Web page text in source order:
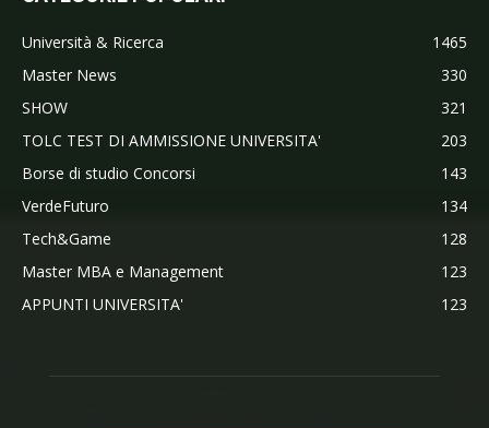
Università & Ricerca
1465
Master News
330
SHOW
321
TOLC TEST DI AMMISSIONE UNIVERSITA'
203
Borse di studio Concorsi
143
VerdeFuturo
134
Tech&Game
128
Master MBA e Management
123
APPUNTI UNIVERSITA'
123